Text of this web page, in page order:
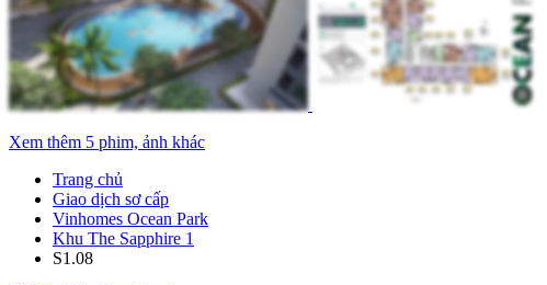
Xem thêm 5 phim, ảnh khác
Trang chủ
Giao dịch sơ cấp
Vinhomes Ocean Park
Khu The Sapphire 1
S1.08